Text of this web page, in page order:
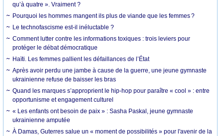
qu’à quatre ». Vraiment ?
Pourquoi les hommes mangent ils plus de viande que les femmes ?
Le technofascisme est-il inéluctable ?
Comment lutter contre les informations toxiques : trois leviers pour
protéger le débat démocratique
Haïti. Les femmes pallient les défaillances de l’État
Après avoir perdu une jambe à cause de la guerre, une jeune gymnaste
ukrainienne refuse de baisser les bras
Quand les marques s’approprient le hip-hop pour paraître « cool » : entre
opportunisme et engagement culturel
« Les enfants ont besoin de paix » : Sasha Paskal, jeune gymnaste
ukrainienne amputée
À Damas, Guterres salue un « moment de possibilités » pour l'avenir de la